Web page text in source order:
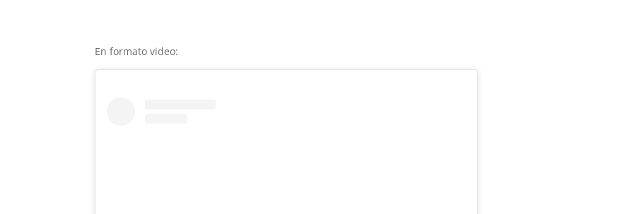
En formato video: